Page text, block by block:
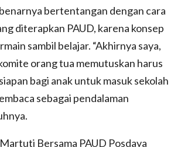
bertentangan dengan cara
diterapkan PAUD, karena konsep
sambil belajar. “Akhirnya saya,
orang tua memutuskan harus
bagi anak untuk masuk sekolah
sebagai pendalaman
Bersama PAUD Posdaya